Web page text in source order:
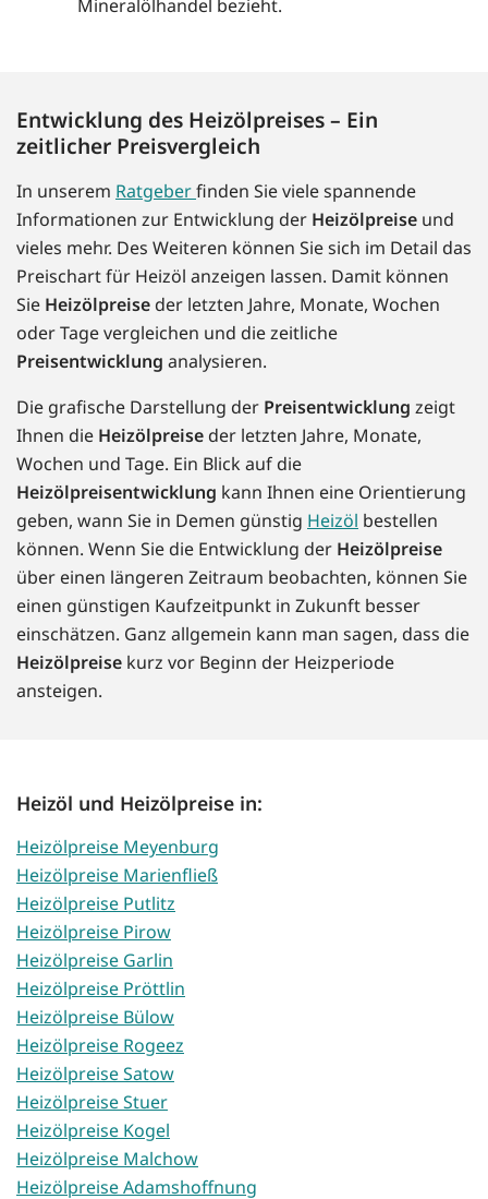
Mineralölhandel bezieht.
Entwicklung des Heizölpreises – Ein
zeitlicher Preisvergleich
In unserem Ratgeberfinden Sie viele spannende
Informationen zur Entwicklung der Heizölpreise und
vieles mehr. Des Weiteren können Sie sich im Detail das
Preischart für Heizöl anzeigen lassen. Damit können
Sie Heizölpreise der letzten Jahre, Monate, Wochen
oder Tage vergleichen und die zeitliche
Preisentwicklung analysieren.
Die grafische Darstellung der Preisentwicklung zeigt
Ihnen die Heizölpreise der letzten Jahre, Monate,
Wochen und Tage. Ein Blick auf die
Heizölpreisentwicklung kann Ihnen eine Orientierung
geben, wann Sie in Demen günstig Heizöl bestellen
können. Wenn Sie die Entwicklung der Heizölpreise
über einen längeren Zeitraum beobachten, können Sie
einen günstigen Kaufzeitpunkt in Zukunft besser
einschätzen. Ganz allgemein kann man sagen, dass die
Heizölpreise kurz vor Beginn der Heizperiode
ansteigen.
Heizöl und Heizölpreise in:
Heizölpreise Meyenburg
Heizölpreise Marienfließ
Heizölpreise Putlitz
Heizölpreise Pirow
Heizölpreise Garlin
Heizölpreise Pröttlin
Heizölpreise Bülow
Heizölpreise Rogeez
Heizölpreise Satow
Heizölpreise Stuer
Heizölpreise Kogel
Heizölpreise Malchow
Heizölpreise Adamshoffnung